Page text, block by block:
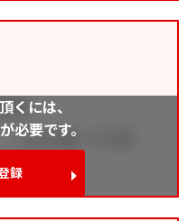
くには、
必要です。
録